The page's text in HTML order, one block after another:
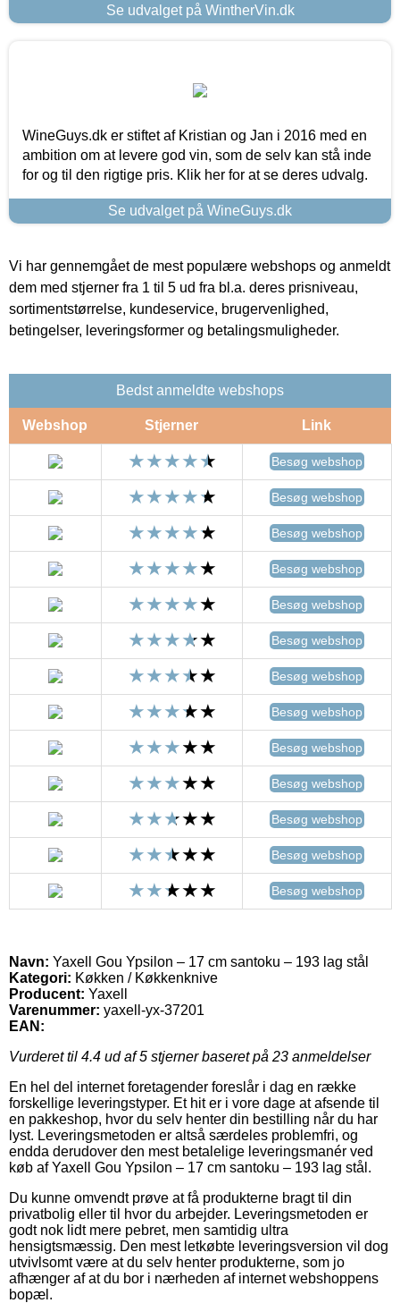
Se udvalget på WintherVin.dk
WineGuys.dk er stiftet af Kristian og Jan i 2016 med en
ambition om at levere god vin, som de selv kan stå inde
for og til den rigtige pris. Klik her for at se deres udvalg.
Se udvalget på WineGuys.dk
Vi har gennemgået de mest populære webshops og anmeldt
dem med stjerner fra 1 til 5 ud fra bl.a. deres prisniveau,
sortimentstørrelse, kundeservice, brugervenlighed,
betingelser, leveringsformer og betalingsmuligheder.
Bedst anmeldte webshops
Webshop Stjerner Link
Besøg webshop
Besøg webshop
Besøg webshop
Besøg webshop
Besøg webshop
Besøg webshop
Besøg webshop
Besøg webshop
Besøg webshop
Besøg webshop
Besøg webshop
Besøg webshop
Besøg webshop
Navn: Yaxell Gou Ypsilon – 17 cm santoku – 193 lag stål
Kategori: Køkken / Køkkenknive
Producent: Yaxell
Varenummer: yaxell-yx-37201
EAN:
Vurderet til 4.4 ud af 5 stjerner baseret på 23 anmeldelser
En hel del internet foretagender foreslår i dag en række
forskellige leveringstyper. Et hit er i vore dage at afsende til
en pakkeshop, hvor du selv henter din bestilling når du har
lyst. Leveringsmetoden er altså særdeles problemfri, og
endda derudover den mest betalelige leveringsmanér ved
køb af Yaxell Gou Ypsilon – 17 cm santoku – 193 lag stål.
Du kunne omvendt prøve at få produkterne bragt til din
privatbolig eller til hvor du arbejder. Leveringsmetoden er
godt nok lidt mere pebret, men samtidig ultra
hensigtsmæssig. Den mest letkøbte leveringsversion vil dog
utvivlsomt være at du selv henter produkterne, som jo
afhænger af at du bor i nærheden af internet webshoppens
bopæl.